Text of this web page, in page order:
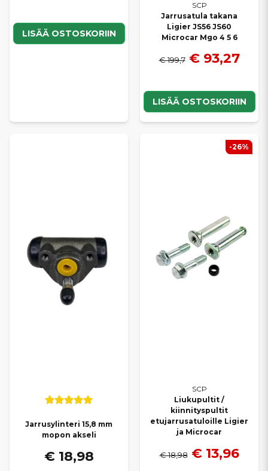
LISÄÄ OSTOSKORIIN
SCP
Jarrusatula takana
Ligier JS56 JS60
Microcar Mgo 4 5 6
€ 199,7 € 93,27
LISÄÄ OSTOSKORIIN
Jarrusylinteri 15,8 mm
mopon akseli
€ 18,98
SCP
Liukupultit /
kiinnityspultit
etujarrusatuloille Ligier
ja Microcar
€ 18,98 € 13,96
-26%